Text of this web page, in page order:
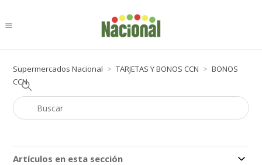
Supermercados Nacional TARJETAS Y BONOS CCN
BONOS
CCN
Artículos en esta sección